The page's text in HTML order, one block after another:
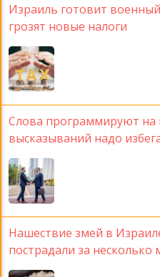
Израиль готовит
грозят новые налоги
Слова программируют на
высказываний надо
Нашествие змей в
пострадали за несколько